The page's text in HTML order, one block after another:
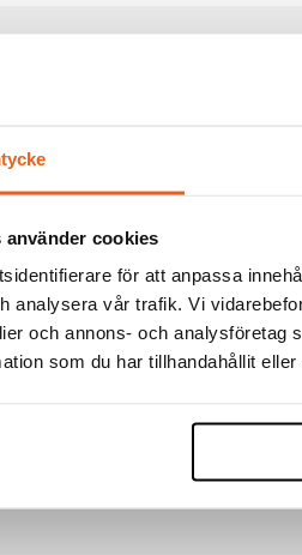
använder cookies
för att anpassa
analysera vår trafik. Vi
och annons- och
som du har tillhandahållit
PRODUKT: